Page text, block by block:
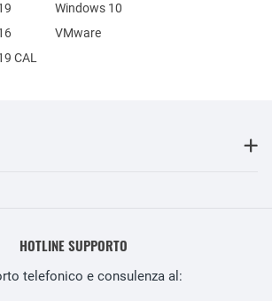
CAL
Windows 10
VMware
HOTLINE SUPPORTO
telefonico e consulenza al: